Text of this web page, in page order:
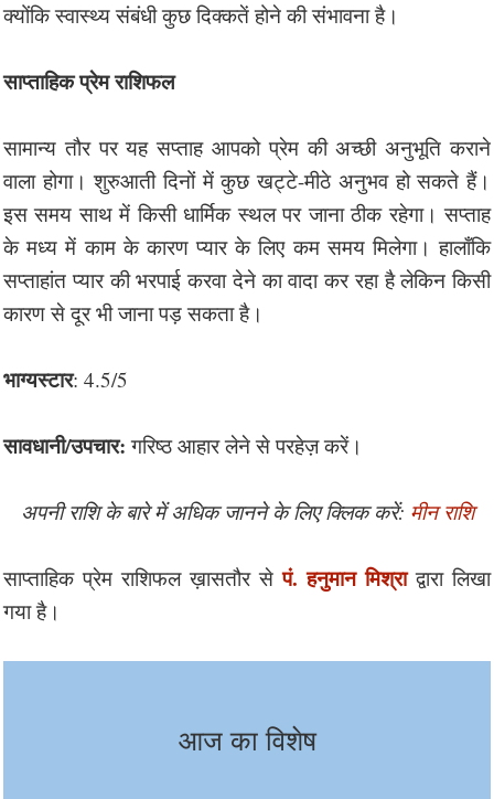
क्योंकि स्वास्थ्य संबंधी कुछ दिक्कतें होने की संभावना है।
साप्ताहिक प्रेम राशिफल
सामान्य तौर पर यह सप्ताह आपको प्रेम की अच्छी अनुभूति कराने
वाला होगा। शुरुआती दिनों में कुछ खट्टे-मीठे अनुभव हो सकते हैं।
इस समय साथ में किसी धार्मिक स्थल पर जाना ठीक रहेगा। सप्ताह
के मध्य में काम के कारण प्यार के लिए कम समय मिलेगा। हालाँकि
सप्ताहांत प्यार की भरपाई करवा देने का वादा कर रहा है लेकिन किसी
कारण से दूर भी जाना पड़ सकता है।
भाग्यस्टार: 4.5/5
सावधानी/उपचार: गरिष्ठ आहार लेने से परहेज़ करें।
अपनी राशि के बारे में अधिक जानने के लिए क्लिक करें: मीन राशि
साप्ताहिक प्रेम राशिफल ख़ासतौर सेपं. हनुमान मिश्राद्वारा लिखा
गया है।
आज का विशेष